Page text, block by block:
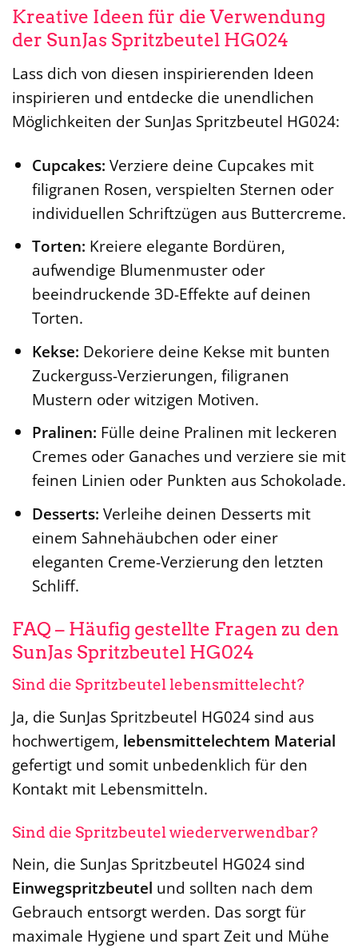
Kreative Ideen für die Verwendung
der SunJas Spritzbeutel HG024
Lass dich von diesen inspirierenden Ideen
inspirieren und entdecke die unendlichen
Möglichkeiten der SunJas Spritzbeutel HG024:
Cupcakes: Verziere deine Cupcakes mit
filigranen Rosen, verspielten Sternen oder
individuellen Schriftzügen aus Buttercreme.
Torten: Kreiere elegante Bordüren,
aufwendige Blumenmuster oder
beeindruckende 3D-Effekte auf deinen
Torten.
Kekse: Dekoriere deine Kekse mit bunten
Zuckerguss-Verzierungen, filigranen
Mustern oder witzigen Motiven.
Pralinen: Fülle deine Pralinen mit leckeren
Cremes oder Ganaches und verziere sie mit
feinen Linien oder Punkten aus Schokolade.
Desserts: Verleihe deinen Desserts mit
einem Sahnehäubchen oder einer
eleganten Creme-Verzierung den letzten
Schliff.
FAQ – Häufig gestellte Fragen zu den
SunJas Spritzbeutel HG024
Sind die Spritzbeutel lebensmittelecht?
Ja, die SunJas Spritzbeutel HG024 sind aus
hochwertigem, lebensmittelechtem Material
gefertigt und somit unbedenklich für den
Kontakt mit Lebensmitteln.
Sind die Spritzbeutel wiederverwendbar?
Nein, die SunJas Spritzbeutel HG024 sind
Einwegspritzbeutel und sollten nach dem
Gebrauch entsorgt werden. Das sorgt für
maximale Hygiene und spart Zeit und Mühe